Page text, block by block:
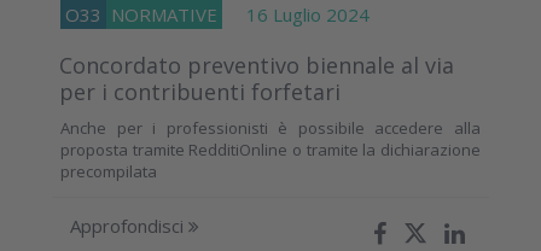
O33 NORMATIVE 16 Luglio 2024
Concordato preventivo biennale al via
per i contribuenti forfetari
Anche per i professionisti è possibile accedere alla
proposta tramite RedditiOnline o tramite la dichiarazione
precompilata
Approfondisci